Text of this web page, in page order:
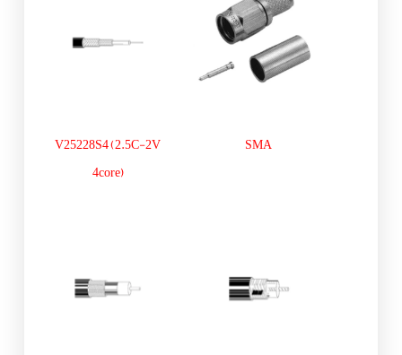
SMA
V25228S4 (2.5C-2V
4core)